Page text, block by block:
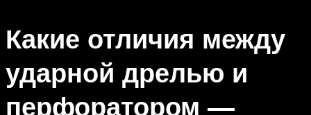
Какие отличия между
ударной дрелью и
перфоратором —